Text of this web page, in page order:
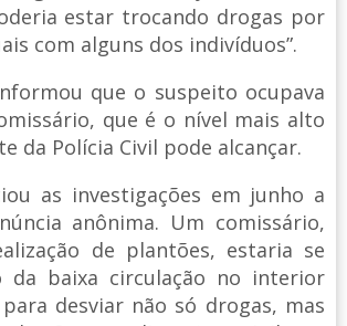
estar trocando drogas por
com alguns dos indivíduos”.
que o suspeito ocupava
que é o nível mais alto
da Polícia Civil pode alcançar.
as investigações em junho a
anônima. Um comissário,
de plantões, estaria se
da baixa circulação no interior
desviar não só drogas, mas